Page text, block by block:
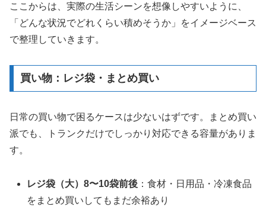
ここからは、実際の生活シーンを想像しやすいように、
「どんな状況でどれくらい積めそうか」をイメージベース
で整理していきます。
買い物：レジ袋・まとめ買い
日常の買い物で困るケースは少ないはずです。まとめ買い
派でも、トランクだけでしっかり対応できる容量がありま
す。
レジ袋（大）8〜10袋前後 ：食材・日用品・冷凍食品
をまとめ買いしてもまだ余裕あり